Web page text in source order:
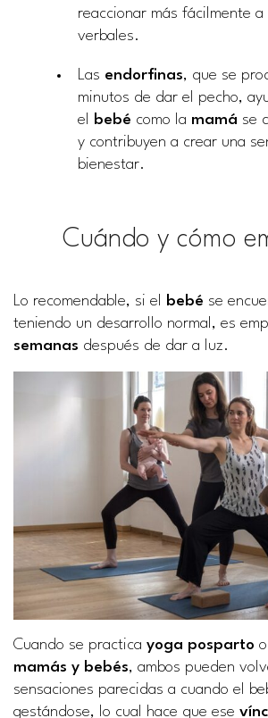
reaccionar más fácilmente a
verbales.
Las endorfinas, que se
minutos de dar el pecho,
el
bebé como la mamá se
y contribuyen a crear una
bienestar.
Cuándo y cómo
Lo recomendable, si el bebé se
teniendo un desarrollo normal, es
semanas después de dar a luz.
Cuando se practica yoga posparto o
mamás y bebés, ambos pueden
sensaciones parecidas a cuando el
gestándose, lo cual hace que ese